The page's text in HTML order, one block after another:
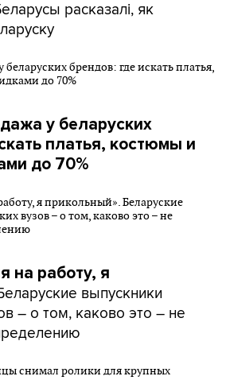
расказалі, як
у беларуских
платья, костюмы и
до 70%
на работу, я
выпускники
– о том, каково это – не